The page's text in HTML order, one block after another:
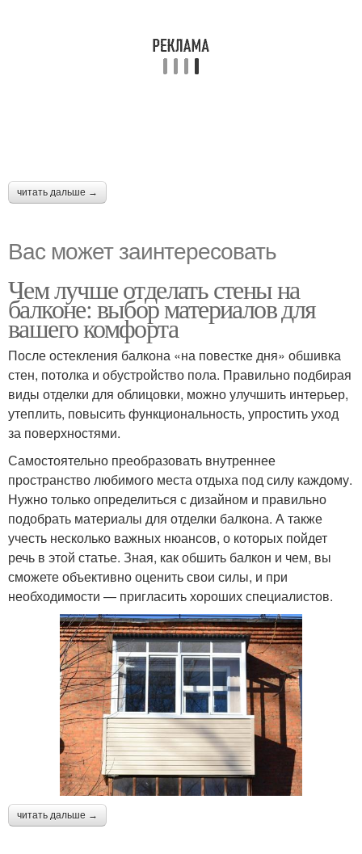
читать дальше →
Вас может заинтересовать
Чем лучше отделать стены на
балконе: выбор материалов для
вашего комфорта
После остекления балкона «на повестке дня» обшивка
стен, потолка и обустройство пола. Правильно подбирая
виды отделки для облицовки, можно улучшить интерьер,
утеплить, повысить функциональность, упростить уход
за поверхностями.
Самостоятельно преобразовать внутреннее
пространство любимого места отдыха под силу каждому.
Нужно только определиться с дизайном и правильно
подобрать материалы для отделки балкона. А также
учесть несколько важных нюансов, о которых пойдет
речь в этой статье. Зная, как обшить балкон и чем, вы
сможете объективно оценить свои силы, и при
необходимости — пригласить хороших специалистов.
читать дальше →